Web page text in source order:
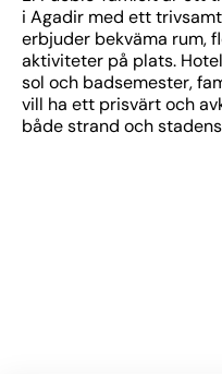
i Agadir med ett
erbjuder bekväma rum,
aktiviteter på plats.
sol och badsemester,
vill ha ett prisvärt och
både strand och